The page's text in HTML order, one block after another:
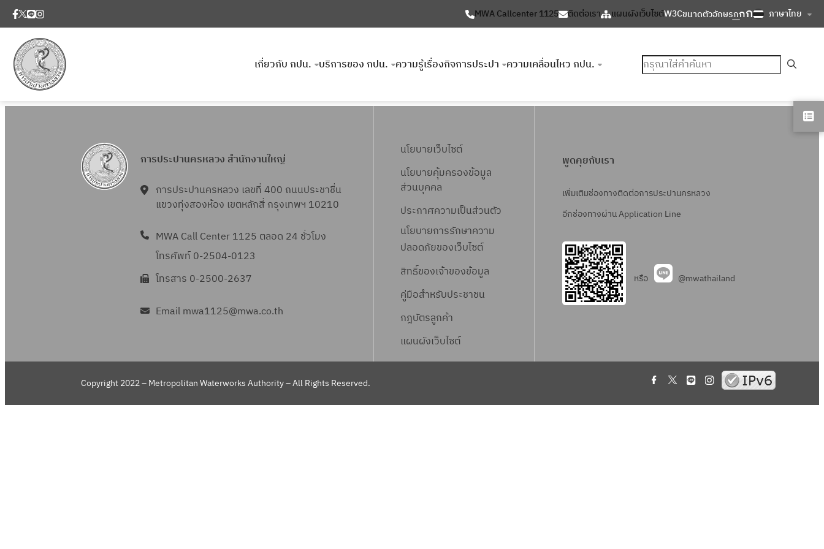
MWA Callcenter 1125 ติดต่อเรา แผนผังเว็บไซต์W3Cขนาดตัวอักษรกกก ภาษาไทย
เกี่ยวกับ กปน. บริการของ กปน. ความรู้เรื่องกิจการประปา ความเคลื่อนไหว กปน. ค้นหา
การประปานครหลวง สำนักงานใหญ่
การประปานครหลวง เลขที่ 400 ถนนประชาชื่น
แขวงทุ่งสองห้อง เขตหลักสี่ กรุงเทพฯ 10210
MWA Call Center 1125 ตลอด 24 ชั่วโมง
โทรศัพท์ 0-2504-0123
โทรสาร 0-2500-2637
Email mwa1125@mwa.co.th
นโยบายเว็บไซต์
นโยบายคุ้มครองข้อมูล
ส่วนบุคคล
ประกาศความเป็นส่วนตัว
นโยบายการรักษาความ
ปลอดภัยของเว็บไซต์
สิทธิ์ของเจ้าของข้อมูล
คู่มือสำหรับประชาชน
กฎบัตรลูกค้า
แผนผังเว็บไซต์
พูดคุยกับเรา
เพิ่มเติมช่องทางติดต่อการประปานครหลวง
อีกช่องทางผ่าน Application Line
หรือ @mwathailand
Copyright 2022 – Metropolitan Waterworks Authority – All Rights Reserved. . . . .